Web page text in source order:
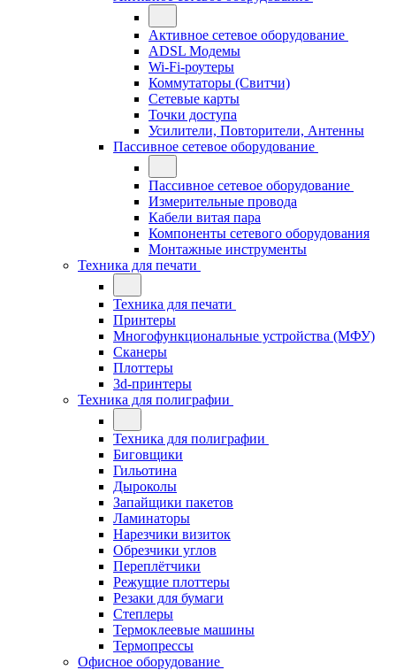
Активное сетевое оборудование
ADSL Модемы
Wi-Fi-роутеры
Коммутаторы (Свитчи)
Сетевые карты
Точки доступа
Усилители, Повторители, Антенны
Пассивное сетевое оборудование
Пассивное сетевое оборудование
Измерительные провода
Кабели витая пара
Компоненты сетевого оборудования
Монтажные инструменты
Техника для печати
Техника для печати
Принтеры
Многофункциональные устройства (МФУ)
Сканеры
Плоттеры
3d-принтеры
Техника для полиграфии
Техника для полиграфии
Биговщики
Гильотина
Дыроколы
Запайщики пакетов
Ламинаторы
Нарезчики визиток
Обрезчики углов
Переплётчики
Режущие плоттеры
Резаки для бумаги
Степлеры
Термоклеевые машины
Термопрессы
Офисное оборудование